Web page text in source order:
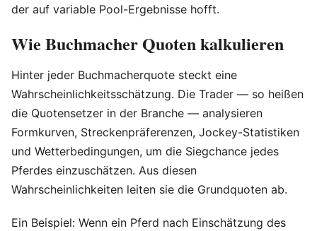
der auf variable Pool-Ergebnisse hofft.
Wie Buchmacher Quoten kalkulieren
Hinter jeder Buchmacherquote steckt eine
Wahrscheinlichkeitsschätzung. Die Trader — so heißen
die Quotensetzer in der Branche — analysieren
Formkurven, Streckenpräferenzen, Jockey-Statistiken
und Wetterbedingungen, um die Siegchance jedes
Pferdes einzuschätzen. Aus diesen
Wahrscheinlichkeiten leiten sie die Grundquoten ab.
Ein Beispiel: Wenn ein Pferd nach Einschätzung des